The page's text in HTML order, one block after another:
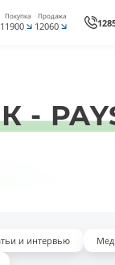
Покупка
11900
Продажа
12060
и интервью